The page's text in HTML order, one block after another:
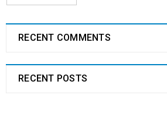
RECENT COMMENTS
RECENT POSTS